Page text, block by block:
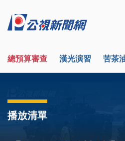
總預算審查 漢光演習 苦茶
播放清單